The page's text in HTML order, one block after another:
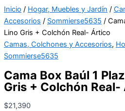
Inicio / Hogar, Muebles y Jardín /
Accesorios / Sommierse5635 /
Lino Gris + Colchón Real- Ártico
Camas, Colchones y Accesorios,
Sommierse5635
Cama Box Baúl 1
Gris + Colchón
$21,390